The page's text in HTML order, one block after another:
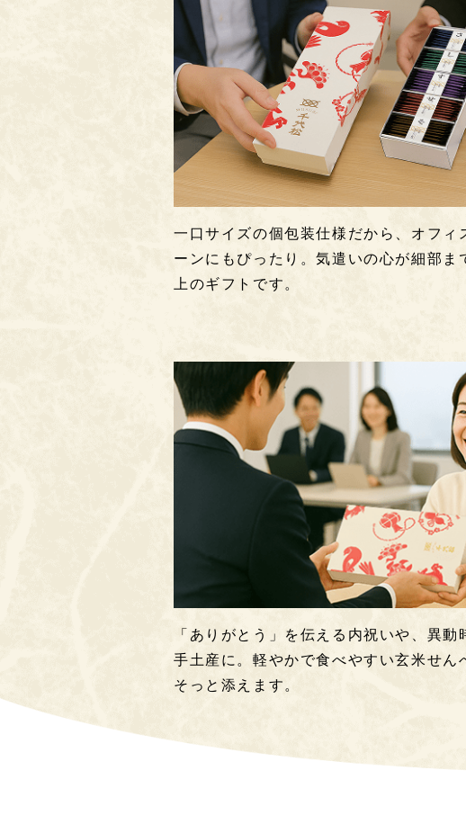
一口サイズの個包装仕様だから、オフィ
ーンにもぴったり。気遣いの心が細部ま
上のギフトです。
「ありがとう」を伝える内祝いや、異動
手土産に。軽やかで食べやすい玄米せん
そっと添えます。